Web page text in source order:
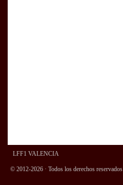
LFF1 VALENCIA
© 2012-2026 · Todos los derechos reservados